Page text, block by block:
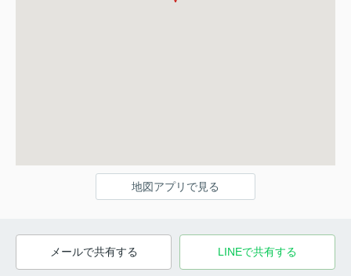
地図アプリで見る
メールで共有する LINEで共有する